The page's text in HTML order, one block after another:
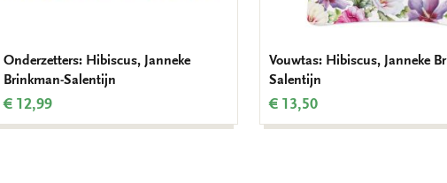
Onderzetters: Hibiscus, Janneke
Brinkman-Salentijn
€ 12,99
Vouwtas: Hibiscus, Janneke
Salentijn
€ 13,50